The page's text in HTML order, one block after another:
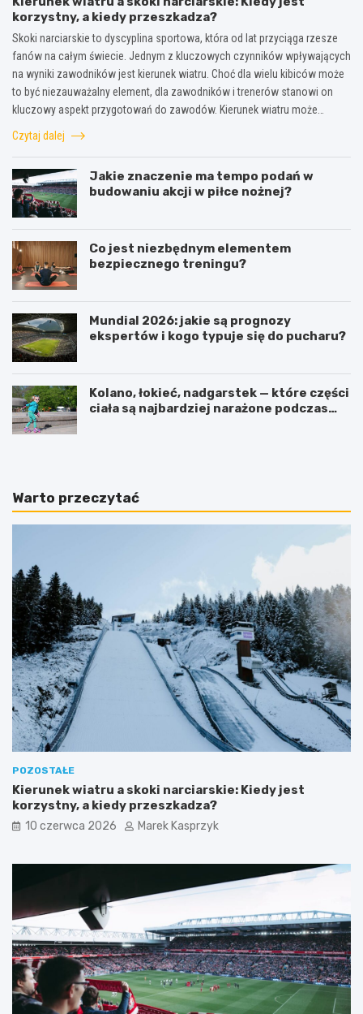
korzystny, a kiedy przeszkadza?
Skoki narciarskie to dyscyplina sportowa, która od lat przyciąga rzesze
fanów na całym świecie. Jednym z kluczowych czynników wpływających
na wyniki zawodników jest kierunek wiatru. Choć dla wielu kibiców może
to być niezauważalny element, dla zawodników i trenerów stanowi on
kluczowy aspekt przygotowań do zawodów. Kierunek wiatru może…
Czytaj dalej
Jakie znaczenie ma tempo podań w
budowaniu akcji w piłce nożnej?
Co jest niezbędnym elementem
bezpiecznego treningu?
Mundial 2026: jakie są prognozy
ekspertów i kogo typuje się do pucharu?
Kolano, łokieć, nadgarstek — które części
ciała są najbardziej narażone podczas
Warto przeczytać
POZOSTAŁE
Kierunek wiatru a skoki narciarskie: Kiedy jest
korzystny, a kiedy przeszkadza?
10 czerwca 2026 Marek Kasprzyk